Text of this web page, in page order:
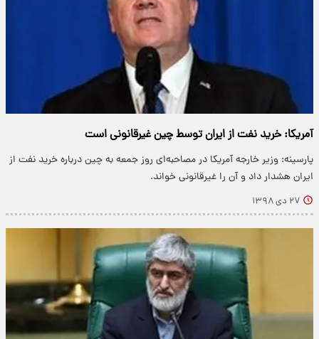
آمریکا: خرید نفت از ایران توسط چین غیرقانونی است
پارسینه: وزیر خارجه آمریکا در مصاحبه‌ای روز جمعه به چین درباره خرید نفت از
ایران هشدار داد و آن را غیرقانونی خواند.
۲۷ دی ۱۳۹۸